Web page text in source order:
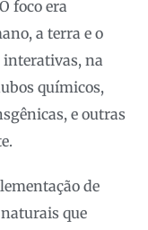
foco era
a terra e o
interativas, na
químicos,
e outras
de
que